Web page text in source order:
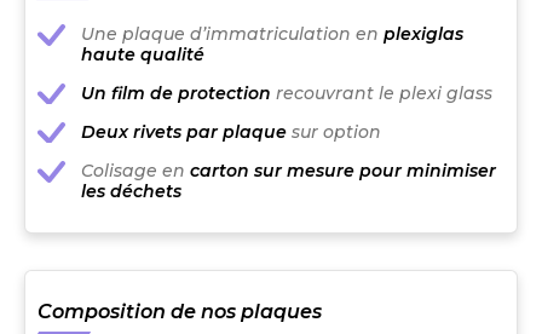
Une plaque d’immatriculation en plexiglas
haute qualité
Un film de protection recouvrant le plexi glass
Deux rivets par plaque sur option
Colisage en carton sur mesure pour minimiser
les déchets
Composition de nos plaques